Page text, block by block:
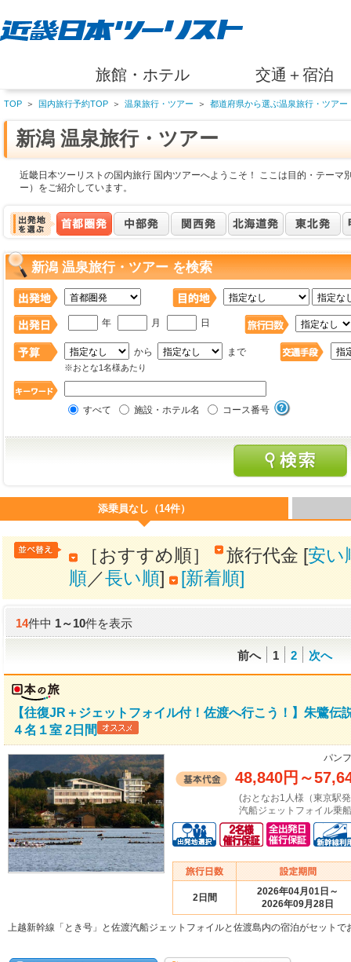
旅館・ホテル 交通＋宿泊
TOP ＞ 国内旅行予約TOP ＞ 温泉旅行・ツアー ＞ 都道府県から選ぶ温泉旅行・ツアー
新潟 温泉旅行・ツアー
近畿日本ツーリストの国内旅行 国内ツアーへようこそ！ ここは目的・テーマ
ー）をご紹介しています。
新潟 温泉旅行・ツアー を検索
年 月 日
から まで
※おとな1名様あたり
すべて 施設・ホテル名 コース番号
添乗員なし（14件）
［おすすめ順］ 旅行代金 [安い
順／長い順] [新着順]
14件中1～10件を表示
前へ 1 2 次へ
【往復JR＋ジェットフォイル付！佐渡へ行こう！】朱
４名１室 2日間
パン
48,840円 ～
(おとなお1人様（東京駅
汽船ジェットフォイル乗
2日間
2026年04月01日～
2026年09月28日
上越新幹線「とき号」と佐渡汽船ジェットフォイルと佐渡島内の宿泊がセットで